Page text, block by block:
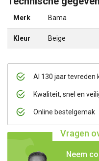
Al 130 jaar tevreden
Kwaliteit, snel en
Online bestelgemak
Vragen
Neem
Merk Bama
Kleur Beige